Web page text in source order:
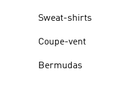
Sweat-shirts
Coupe-vent
Bermudas